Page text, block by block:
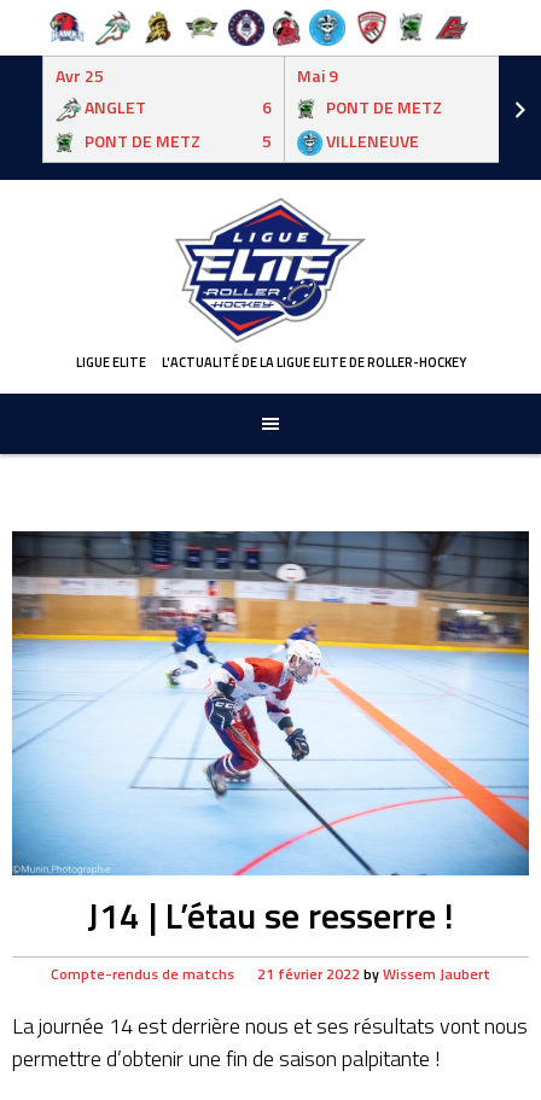
Avr 25
ANGLET
6
PONT DE METZ
5
Mai 9
PONT DE METZ
VILLENEUVE
LIGUE ELITE L'ACTUALITÉ DE LA LIGUE ELITE DE ROLLER-HOCKEY
J14 | L’étau se resserre !
Compte-rendus de matchs 21 février 2022 byWissem Jaubert
La journée 14 est derrière nous et ses résultats vont nous
permettre d’obtenir une fin de saison palpitante !